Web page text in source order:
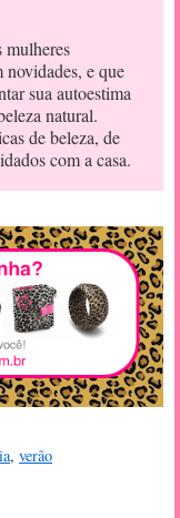
mulheres
novidades, e que
sua autoestima
natural.
de beleza, de
com a casa.
, verão